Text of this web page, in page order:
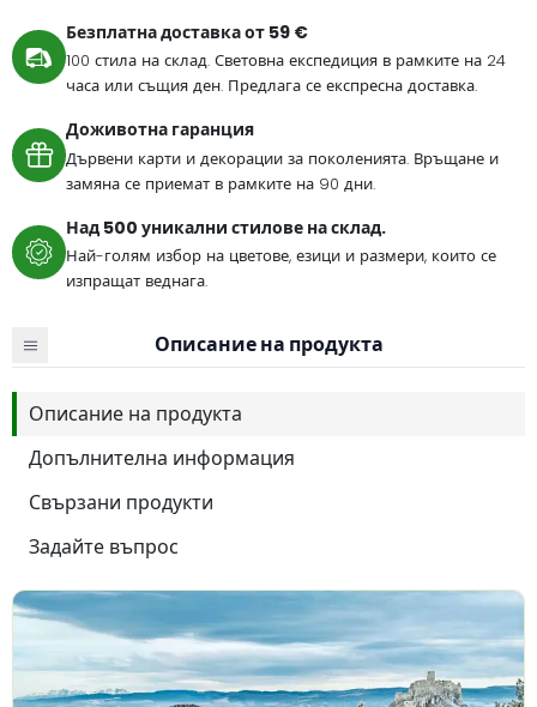
Безплатна доставка от 59 €
100 стила на склад. Световна експедиция в рамките на 24
часа или същия ден. Предлага се експресна доставка.
Доживотна гаранция
Дървени карти и декорации за поколенията. Връщане и
замяна се приемат в рамките на 90 дни.
Над 500 уникални стилове на склад.
Най-голям избор на цветове, езици и размери, които се
изпращат веднага.
Описание на продукта
Описание на продукта
Допълнителна информация
Свързани продукти
Задайте въпрос